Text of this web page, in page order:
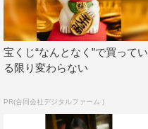
宝くじ“なんとなく”で買ってい
る限り変わらない
PR(合同会社デジタルファーム )